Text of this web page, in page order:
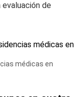
de
médicas en